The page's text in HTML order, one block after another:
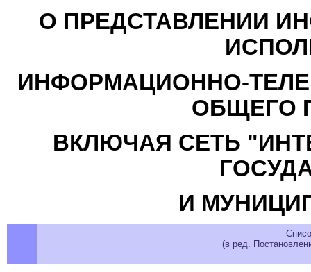
О ПРЕДСТАВЛЕНИИ
ИНФОРМАЦИОННО-
ОБЩЕГО
ВКЛЮЧАЯ СЕТЬ
И
(в ред.